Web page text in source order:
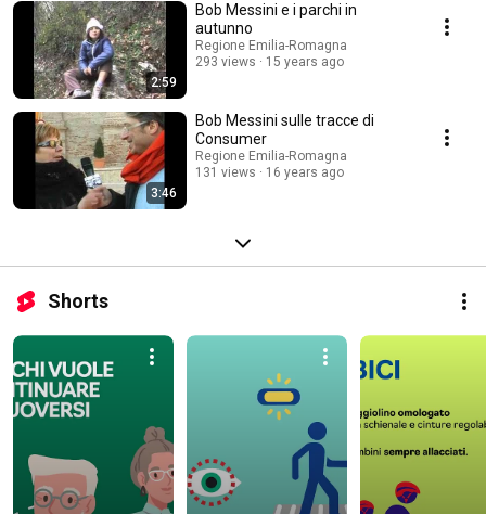
2:59
Bob Messini e i parchi in
autunno
Regione Emilia-Romagna
293 views
15 years ago
3:46
Bob Messini sulle tracce di
Consumer
Regione Emilia-Romagna
131 views
16 years ago
Shorts